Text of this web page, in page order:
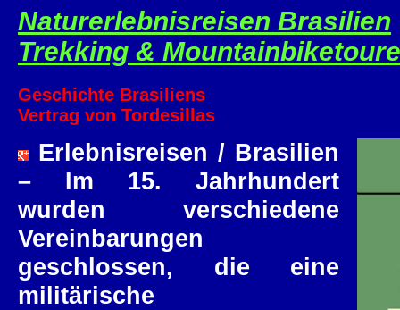
Naturerlebnisreisen Brasilien
Trekking &
Geschichte Brasiliens
Vertrag von Tordesillas
Erlebnisreisen / Brasilien
– Im 15. Jahrhundert
wurden verschiedene
Vereinbarungen
geschlossen, die eine
militärische